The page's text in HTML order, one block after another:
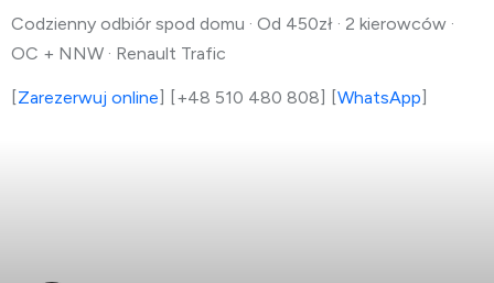
Codzienny odbiór spod domu · Od 450zł · 2 kierowców ·
OC + NNW · Renault Trafic
[Zarezerwuj online] [+48 510 480 808] [WhatsApp]